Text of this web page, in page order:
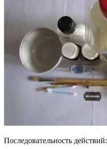
Последовательность действий: